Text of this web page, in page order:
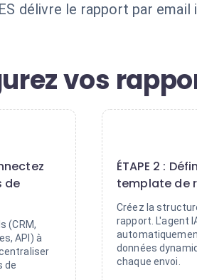
délivre le rapport par email
vos
de
(CRM,
API) à
de
ÉTAPE 2 :
template de
Créez la
rapport. L'agent
données
chaque envoi.